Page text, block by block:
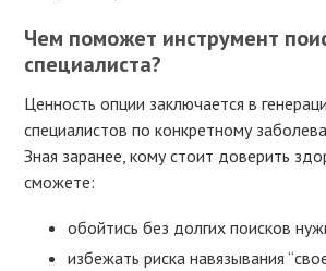
Чем поможет инструмент
специалиста?
Ценность опции заключается в
специалистов по конкретному
Зная заранее, кому стоит доверить
сможете:
обойтись без долгих поисков
избежать риска навязывания